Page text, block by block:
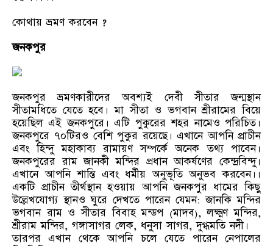
কোথায় ভ্রমণ করবেন ?
জনকপুর
জনকপুর ভ্রমণকারীদের অবশ্যই দেবী সীতার জন্মস্থান
সীতামধিতে যেতে হবে। মা সীতা ও ভগবান শ্রীরামের বিয়ে
হয়েছিল এই জনকপুরে। এটি পুকুরের শহর নামেও পরিচিত।
জনকপুরে ৭০টিরও বেশি পুকুর রয়েছে। এখানে আপনি প্রাচীন
এবং হিন্দু মহাকাব্য রামায়ণ সম্পর্কে অনেক তথ্য পাবেন।
জনকপুরের রাম জানকী মন্দির প্রধান আকর্ষণের কেন্দ্রবিন্দু।
এখানে আপনি শান্তি এবং ধর্মীয় অনুভূতি অনুভব করবেন।।
একটি প্রাচীন তীর্থস্থান হওয়ায় আপনি জনকপুর ধামের কিছু
উল্লেখযোগ্য স্থানও ঘুরে দেখতে পারেন যেমন: জানকি মন্দির
ভগবান রাম ও সীতার বিবাহ মন্ডপ (মাদব), লক্ষ্মণ মন্দির,
শ্রীরাম মন্দির, গঙ্গাসাগর লেক, ধনুসা সাগর, দুগ্ধমতি নদী।
তারপর এখান থেকে আপনি চলে যেতে পারেন নেপালের